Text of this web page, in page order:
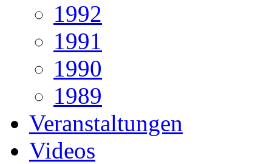
1992
1991
1990
1989
Veranstaltungen
Videos